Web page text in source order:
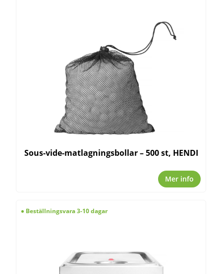
Sous-vide-matlagningsbollar – 500 st, HENDI
Mer info
Beställningsvara 3-10 dagar